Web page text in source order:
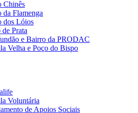
Chinês
da Flamenga
dos Lóios
Prata
e Bairro da PRODAC
Velha e Poço do Bispo
Voluntária
de Apoios Sociais